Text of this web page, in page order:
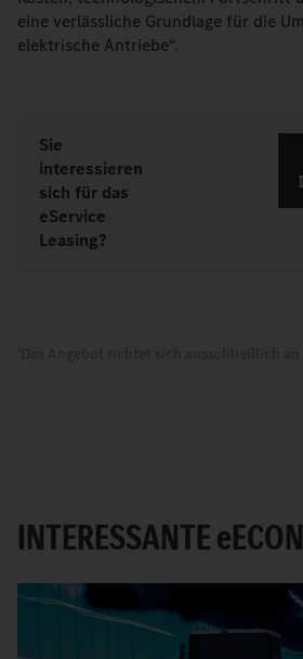
eine verlässliche Grundlage für die
elektrische Antriebe“.
Sie
interessieren
sich für das
eService
Leasing?
INTERESSANTEe